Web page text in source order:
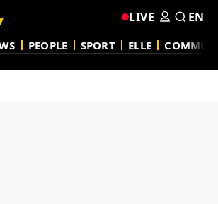
PEOPLE SPORT ELLE
LIVE EN